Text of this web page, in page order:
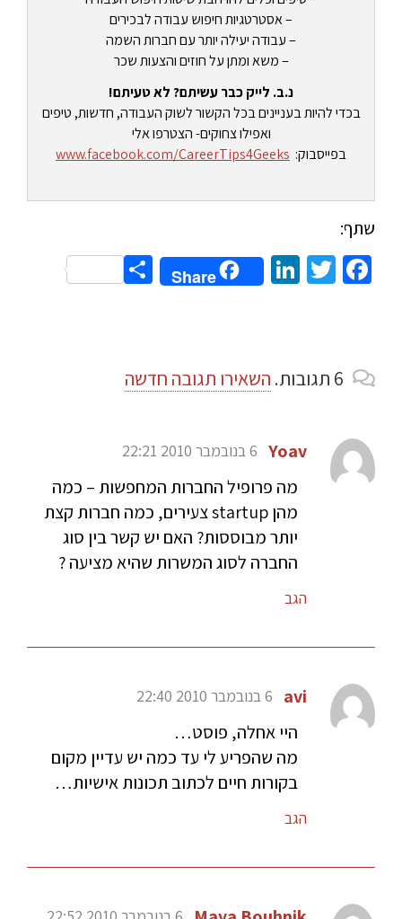
– אסטרטגיות חיפוש עבודה לבכירים
– עבודה יעילה יותר עם חברות השמה
– משא ומתן על חוזים והצעות שכר
נ.ב. לייק כבר עשיתם? לא טעיתם!
בכדי להיות בעניינים בכל הקשור לשוק העבודה, חדשות, טיפים
ואפילו צחוקים- הצטרפו אלי
בפייסבוק: www.facebook.com/CareerTips4Geeks
שתף:
Facebook
Twitter
LinkedIn
Share
Share
6 תגובות. השאירו תגובה חדשה
Yoav 6 בנובמבר 2010 22:21
מה פרופיל החברות המחפשות – כמה
מהן startup צעירים, כמה חברות קצת
יותר מבוססות? האם יש קשר בין סוג
החברה לסוג המשרות שהיא מציעה ?
הגב
avi 6 בנובמבר 2010 22:40
היי אחלה, פוסט…
מה שהפריע לי עד כמה יש עדיין מקום
בקורות חיים לכתוב תכונות אישיות…
הגב